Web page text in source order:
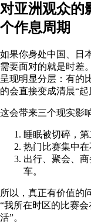
对亚洲观众的
个作息周期
如果你身处中国、日
需要面对的就是时差
呈现明显分层：有的
的会直接变成清晨“起
这会带来三个现实影
睡眠被切碎，第
热门比赛集中在
出行、聚会、
车。
所以，真正有价值的
“我所在时区的比赛
活”。